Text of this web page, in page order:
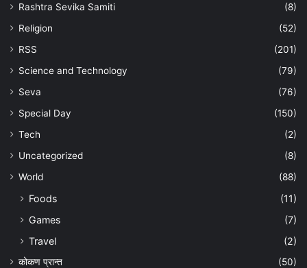
Rashtra Sevika Samiti
(8)
Religion
(52)
RSS
(201)
Science and Technology
(79)
Seva
(76)
Special Day
(150)
Tech
(2)
Uncategorized
(8)
World
(88)
Foods
(11)
Games
(7)
Travel
(2)
कोकण प्रान्त (50)